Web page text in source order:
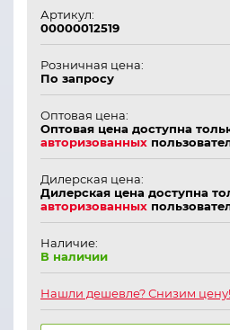
Артикул:
00000012519
Розничная цена:
По запросу
Оптовая цена:
Оптовая цена доступна
авторизованных
Дилерская цена:
Дилерская цена доступна
авторизованных
Наличие:
В наличии
Нашли дешевле? Снизим цену!